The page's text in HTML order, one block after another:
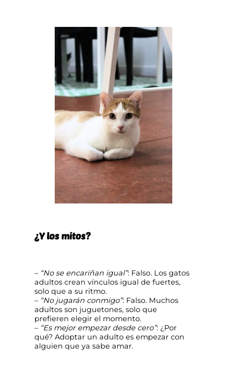
¿Y los mitos?
– “No se encariñan igual”: Falso. Los gatos
adultos crean vínculos igual de fuertes,
solo que a su ritmo.
– “No jugarán conmigo”: Falso. Muchos
adultos son juguetones, solo que
prefieren elegir el momento.
– “Es mejor empezar desde cero”: ¿Por
qué? Adoptar un adulto es empezar con
alguien que ya sabe amar.